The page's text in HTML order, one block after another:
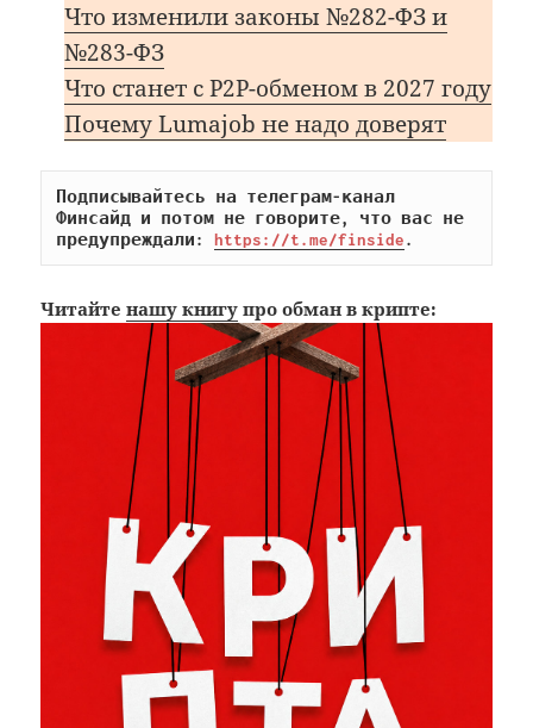
Что изменили законы №282-ФЗ и
№283-ФЗ
Что станет с P2P-обменом в 2027 году
Почему Lumajob не надо доверят
Подписывайтесь на телеграм-канал
Финсайд и потом не говорите, что вас не
предупреждали: https://t.me/finside.
Читайтенашу книгу про обман в крипте: